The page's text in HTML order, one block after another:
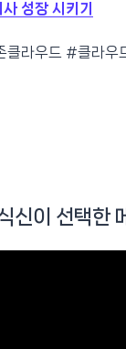
성장 시키기
클라우드 #클라우
신이 선택한